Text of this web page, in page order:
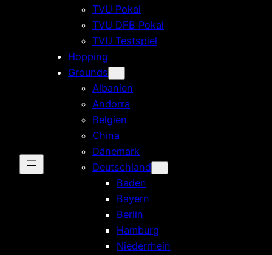
TVU Pokal
TVU DFB Pokal
TVU Testspiel
Hopping
Grounds
Albanien
Andorra
Belgien
China
Dänemark
Deutschland
Baden
Bayern
Berlin
Hamburg
Niederrhein